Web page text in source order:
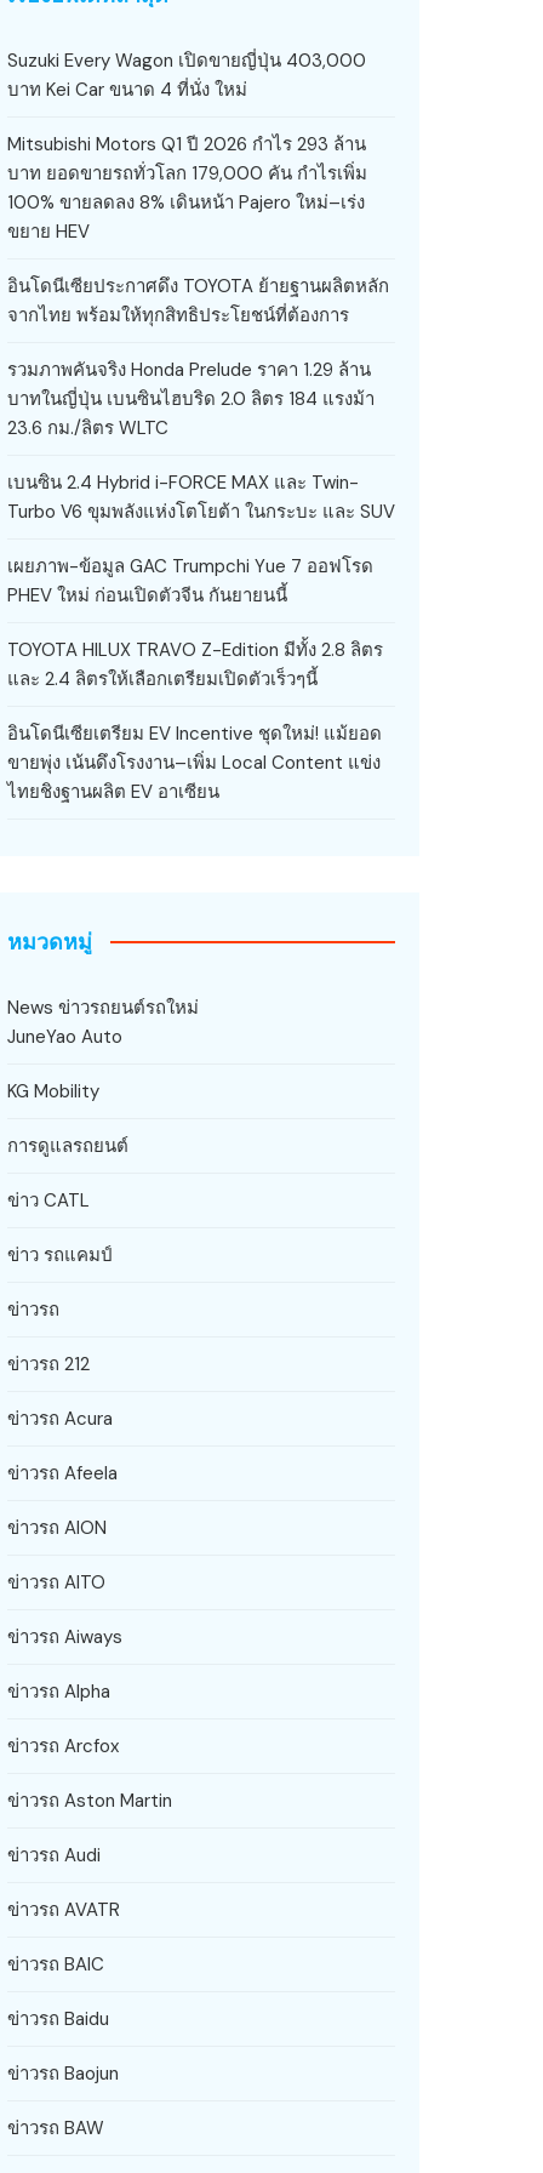
Suzuki Every Wagon เปิดขายญี่ปุ่น 403,000
บาท Kei Car ขนาด 4 ที่นั่ง ใหม่
Mitsubishi Motors Q1 ปี 2026 กำไร 293 ล้าน
บาท ยอดขายรถทั่วโลก 179,000 คัน กำไรเพิ่ม
100% ขายลดลง 8% เดินหน้า Pajero ใหม่–เร่ง
ขยาย HEV
อินโดนีเซียประกาศดึง TOYOTA ย้ายฐานผลิตหลัก
จากไทย พร้อมให้ทุกสิทธิประโยชน์ที่ต้องการ
รวมภาพคันจริง Honda Prelude ราคา 1.29 ล้าน
บาทในญี่ปุ่น เบนซินไฮบริด 2.0 ลิตร 184 แรงม้า
23.6 กม./ลิตร WLTC
เบนซิน 2.4 Hybrid i-FORCE MAX และ Twin-
Turbo V6 ขุมพลังแห่งโตโยต้า ในกระบะ และ SUV
เผยภาพ-ข้อมูล GAC Trumpchi Yue 7 ออฟโรด
PHEV ใหม่ ก่อนเปิดตัวจีน กันยายนนี้
TOYOTA HILUX TRAVO Z-Edition มีทั้ง 2.8 ลิตร
และ 2.4 ลิตรให้เลือกเตรียมเปิดตัวเร็วๆนี้
อินโดนีเซียเตรียม EV Incentive ชุดใหม่! แม้ยอด
ขายพุ่ง เน้นดึงโรงงาน–เพิ่ม Local Content แข่ง
ไทยชิงฐานผลิต EV อาเซียน
หมวดหมู่
News ข่าวรถยนต์รถใหม่
JuneYao Auto
KG Mobility
การดูแลรถยนต์
ข่าว CATL
ข่าว รถแคมป์
ข่าวรถ
ข่าวรถ 212
ข่าวรถ Acura
ข่าวรถ Afeela
ข่าวรถ AION
ข่าวรถ AITO
ข่าวรถ Aiways
ข่าวรถ Alpha
ข่าวรถ Arcfox
ข่าวรถ Aston Martin
ข่าวรถ Audi
ข่าวรถ AVATR
ข่าวรถ BAIC
ข่าวรถ Baidu
ข่าวรถ Baojun
ข่าวรถ BAW